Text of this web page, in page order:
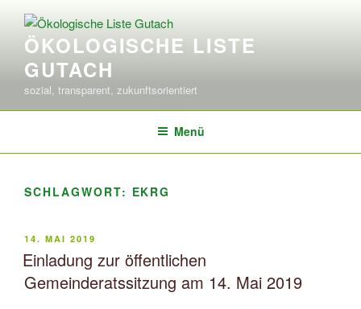
Inhalt
springenÖKOLOGISCHE LISTE
GUTACH
sozial, transparent, zukunftsorientiert
Menü
SCHLAGWORT: EKRG
VERÖFFENTLICHT
AM
14. MAI 2019
Einladung zur öffentlichen
Gemeinderatssitzung am 14. Mai 2019